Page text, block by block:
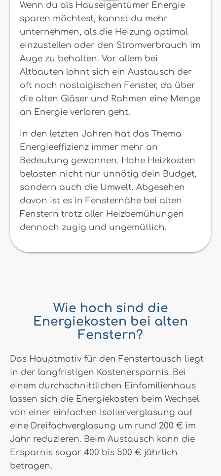
Wenn du als Hauseigentümer Energie
sparen möchtest, kannst du mehr
unternehmen, als die Heizung optimal
einzustellen oder den Stromverbrauch im
Auge zu behalten. Vor allem bei
Altbauten lohnt sich ein Austausch der
oft noch nostalgischen Fenster, da über
die alten Gläser und Rahmen eine Menge
an Energie verloren geht.
In den letzten Jahren hat das Thema
Energieeffizienz immer mehr an
Bedeutung gewonnen. Hohe Heizkosten
belasten nicht nur unnötig dein Budget,
sondern auch die Umwelt. Abgesehen
davon ist es in Fensternähe bei alten
Fenstern trotz aller Heizbemühungen
dennoch zugig und ungemütlich.
Wie hoch sind die
Energiekosten bei alten
Fenstern?
Das Hauptmotiv für den Fenstertausch liegt
in der langfristigen Kostenersparnis. Bei
einem durchschnittlichen Einfamilienhaus
lassen sich die Energiekosten beim Wechsel
von einer einfachen Isolierverglasung auf
eine Dreifachverglasung um rund 200 € im
Jahr reduzieren. Beim Austausch kann die
Ersparnis sogar 400 bis 500 € jährlich
betragen.